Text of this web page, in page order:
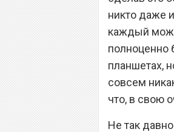
никто даже
каждый
полноценно
планшетах,
совсем
что, в свою
Не так